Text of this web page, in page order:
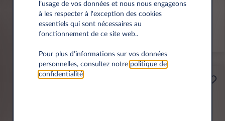
VU
En stock
Professionnels
l’usage de vos données et nous nous engageons
à les respecter à l'exception des cookies
essentiels qui sont nécessaires au
fonctionnement de ce site web..
Pour plus d’informations sur vos données
personnelles, consultez notre politique de
confidentialité.